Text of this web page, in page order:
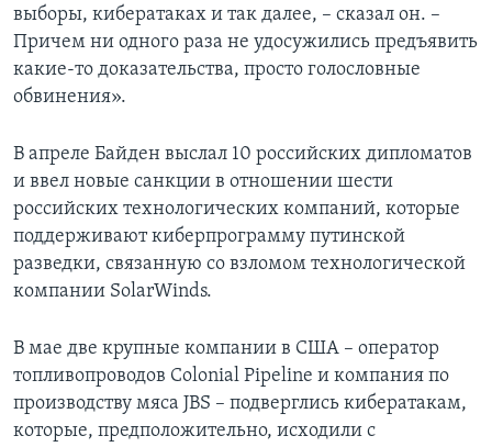
выборы, кибератаках и так далее, – сказал он. –
Причем ни одного раза не удосужились предъявить
какие-то доказательства, просто голословные
обвинения».
В апреле Байден выслал 10 российских дипломатов
и ввел новые санкции в отношении шести
российских технологических компаний, которые
поддерживают киберпрограмму путинской
разведки, связанную со взломом технологической
компании SolarWinds.
В мае две крупные компании в США – оператор
топливопроводов Colonial Pipeline и компания по
производству мяса JBS – подверглись кибератакам,
которые, предположительно, исходили с